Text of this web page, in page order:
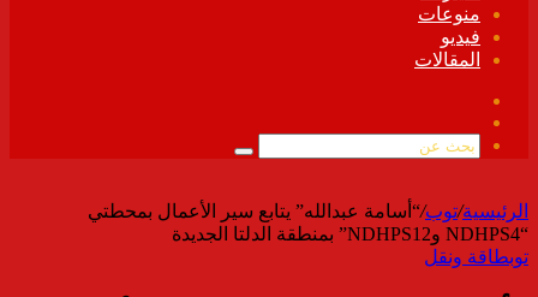
منوعات
فيديو
المقالات
الموقع
بحث
الرئيسية/توب/“أسامة عبدالله” يتابع سير الأعمال بمحطتي
“NDHPS4 وNDHPS12” بمنطقة الدلتا الجديدة
توبطاقة ونقل